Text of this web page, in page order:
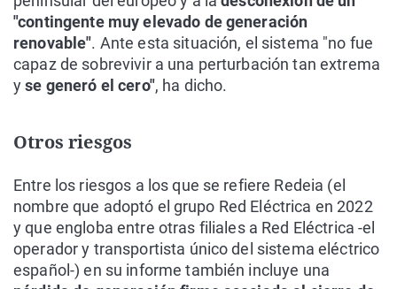
"contingente muy elevado de generación
renovable". Ante esta situación, el sistema "no fue
capaz de sobrevivir a una perturbación tan extrema
yse generó el cero", ha dicho.
Otros riesgos
Entre los riesgos a los que se refiere Redeia (el
nombre que adoptó el grupo Red Eléctrica en 2022
y que engloba entre otras filiales a Red Eléctrica -el
operador y transportista único del sistema eléctrico
español-) en su informe también incluye una